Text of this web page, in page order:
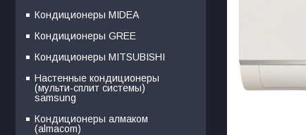
Кондиционеры MIDEA
Кондиционеры GREE
Кондиционеры MITSUBISHI
Настенные кондиционеры
(мульти-сплит системы)
samsung
Кондиционеры алмаком
(almacom)